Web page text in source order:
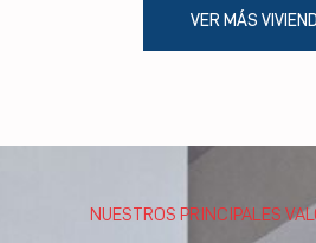
VER MÁS
NUESTROS PRINCIPALES